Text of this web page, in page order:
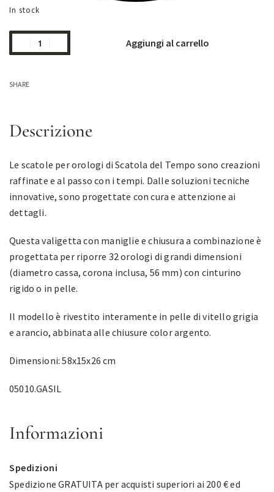
In stock
Aggiungi al carrello
SHARE
Descrizione
Le scatole per orologi di Scatola del Tempo sono creazioni
raffinate e al passo con i tempi. Dalle soluzioni tecniche
innovative, sono progettate con cura e attenzione ai
dettagli.
Questa valigetta con maniglie e chiusura a combinazione è
progettata per riporre 32 orologi di grandi dimensioni
(diametro cassa, corona inclusa, 56 mm) con cinturino
rigido o in pelle.
Il modello è rivestito interamente in pelle di vitello grigia
e arancio, abbinata alle chiusure color argento.
Dimensioni: 58x15x26 cm
05010.GASIL
Informazioni
Spedizioni
Spedizione GRATUITA per acquisti superiori ai 200 € ed